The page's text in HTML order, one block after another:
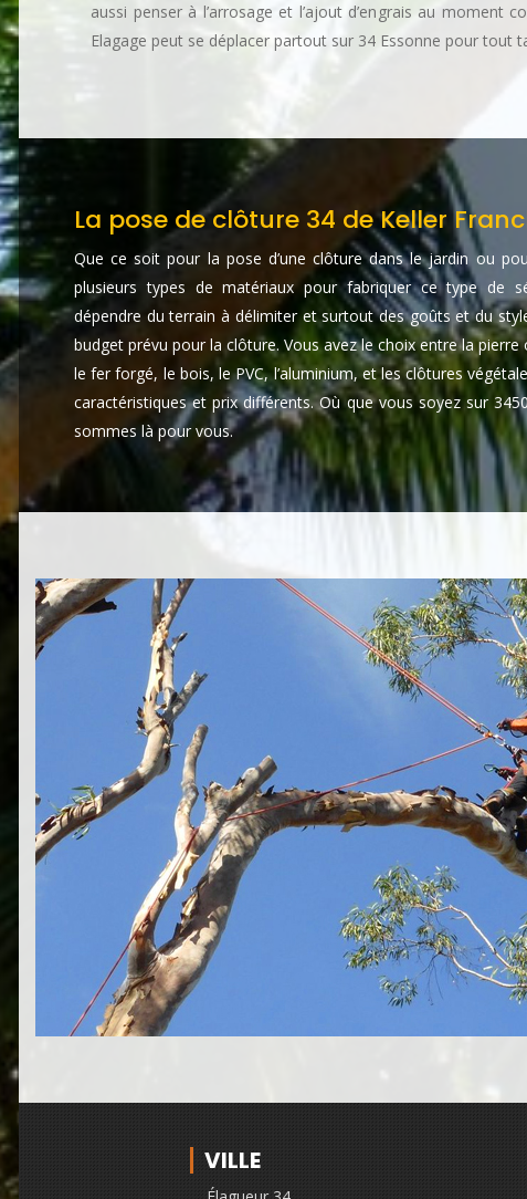
aussi penser à l’arrosage et l’ajout d’engrais au moment
Elagage peut se déplacer partout sur 34 Essonne pour tout
La pose de clôture 34 de Keller
Que ce soit pour la pose d’une clôture dans le jardin ou
plusieurs types de matériaux pour fabriquer ce type de
dépendre du terrain à délimiter et surtout des goûts et du
budget prévu pour la clôture. Vous avez le choix entre la pierre
le fer forgé, le bois, le PVC, l’aluminium, et les clôtures
caractéristiques et prix différents. Où que vous soyez sur
sommes là pour vous.
VILLE